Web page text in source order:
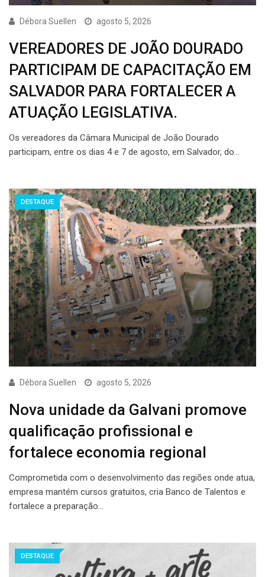
Débora Suellen agosto 5, 2026
VEREADORES DE JOÃO DOURADO
PARTICIPAM DE CAPACITAÇÃO EM
SALVADOR PARA FORTALECER A
ATUAÇÃO LEGISLATIVA.
Os vereadores da Câmara Municipal de João Dourado
participam, entre os dias 4 e 7 de agosto, em Salvador, do…
DESTAQUE
Débora Suellen agosto 5, 2026
Nova unidade da Galvani promove
qualificação profissional e
fortalece economia regional
Comprometida com o desenvolvimento das regiões onde atua,
empresa mantém cursos gratuitos, cria Banco de Talentos e
fortalece a preparação…
DESTAQUE